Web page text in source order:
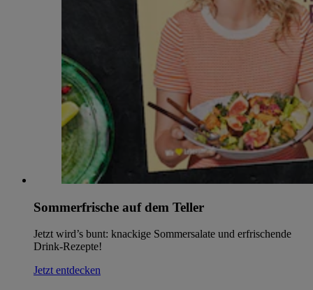
Sommerfrische auf dem Teller
Jetzt wird’s bunt: knackige Sommersalate und erfrischende
Drink-Rezepte!
Jetzt entdecken